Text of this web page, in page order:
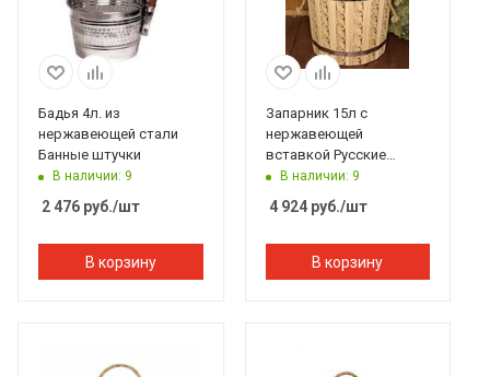
Бадья 4л. из
нержавеющей стали
Банные штучки
В наличии: 9
2 476 руб./шт
В корзину
Запарник 15л с
нержавеющей
вставкой Русские
Узоры, Банный Эксперт
В наличии: 9
4 924руб./шт
В корзину